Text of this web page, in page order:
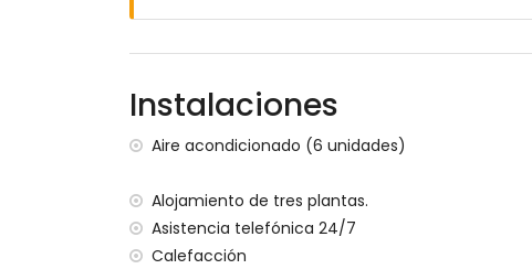
5 terrazas, de las cuales 1 está cubierta
zona de estar al aire libre
aparcamiento privado cubierto y cerrado
2 terrazas en la azotea
Más información
playa más cercana: El Arenal, Xàbia (a
aeropuerto más cercano: Alicante (a menos
Instalaciones
Aire acondicionado (6 unidades)
Alojamiento de tres plantas.
Asistencia telefónica 24/7
Calefacción